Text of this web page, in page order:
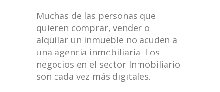
Muchas de las personas que
quieren comprar, vender o
alquilar un inmueble no acuden a
una agencia inmobiliaria. Los
negocios en el sector Inmobiliario
son cada vez más digitales.